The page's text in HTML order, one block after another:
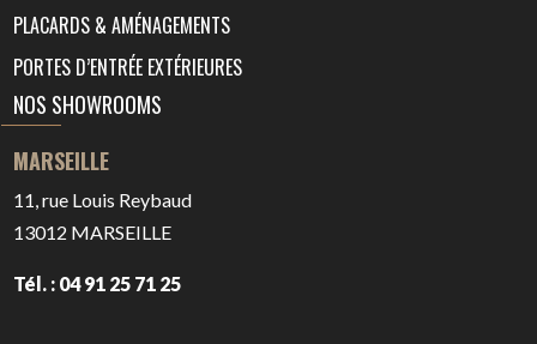
PLACARDS & AMÉNAGEMENTS
PORTES D’ENTRÉE EXTÉRIEURES
NOS SHOWROOMS
MARSEILLE
11, rue Louis Reybaud
13012 MARSEILLE
Tél. : 04 91 25 71 25